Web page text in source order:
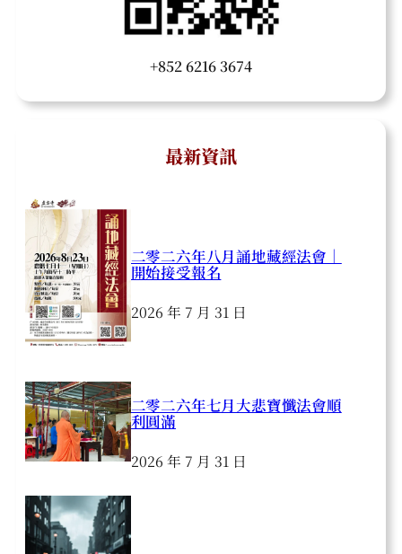
+852 6216 3674
最新資訊
二零二六年八月誦地藏經法會｜
開始接受報名
2026 年 7 月 31 日
二零二六年七月大悲寶懺法會順
利圓滿
2026 年 7 月 31 日